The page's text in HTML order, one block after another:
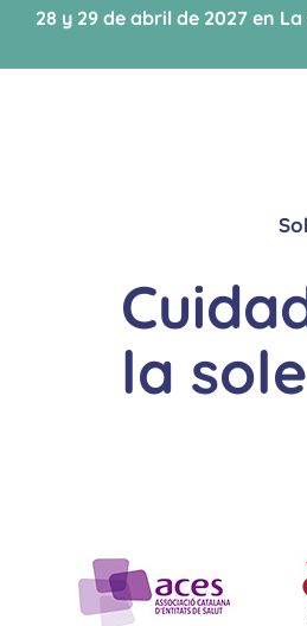
28 y 29 de abril de 2027 en
la